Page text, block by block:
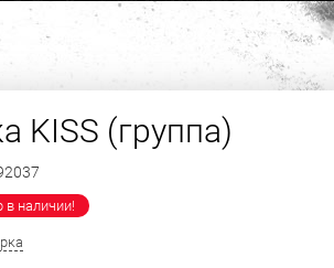
KISS (группа)
в наличии!